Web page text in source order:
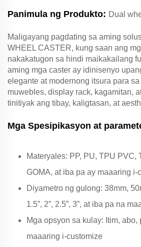
Panimula ng Produkto: Dual
Maligayang pagdating sa aming
WHEEL CASTER, kung saan ang
nakakatugon sa hindi maikakailang
aming mga caster ay idinisenyo
elegante at modernong itsura para
muwebles, display rack, kagamitan,
tinitiyak ang tibay, kaligtasan, at
Mga Spesipikasyon at
Materyales: PP, PU, TPU PVC,
GOMA, at iba pa ay maaaring i-
Diyametro ng gulong: 38mm,
1.5”, 2”, 2.5”, 3”, at iba pa na
Mga opsyon sa kulay: Itim,
maaaring i-customize